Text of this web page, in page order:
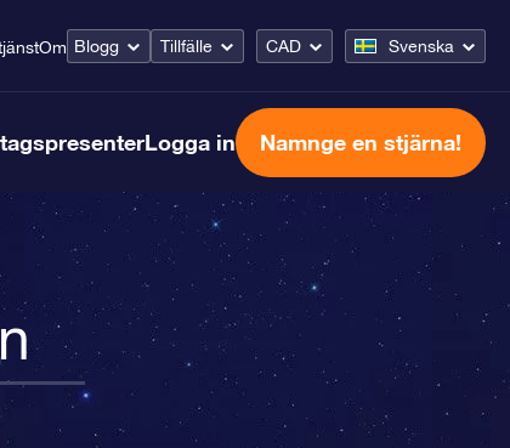
Om Blogg Tillfälle CAD Svenska
Logga in Namnge en stjärna!